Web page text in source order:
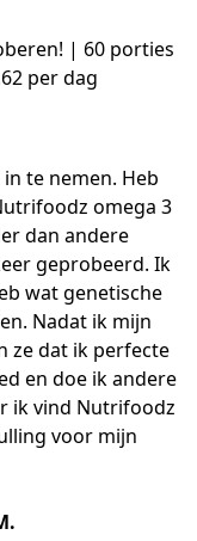
| 60 porties
per dag
te nemen. Heb
omega 3
dan andere
geprobeerd. Ik
wat genetische
Nadat ik mijn
ze dat ik perfecte
en doe ik andere
ik vind Nutrifoodz
voor mijn